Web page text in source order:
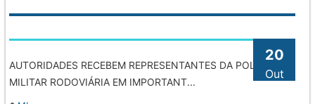
20
Out
AUTORIDADES RECEBEM REPRESENTANTES DA POLÍCIA
MILITAR RODOVIÁRIA EM IMPORTANT...